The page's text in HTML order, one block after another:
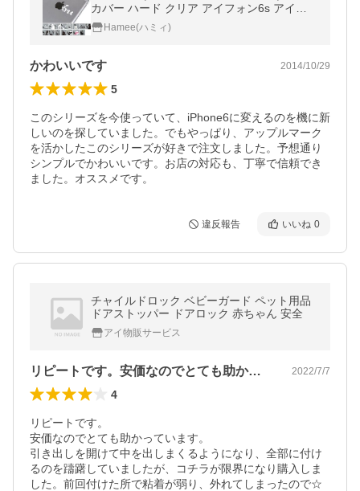
カバー ハード クリア アイフォン6s アイフ
ォン6 ブランド Applus ハードケース
Hamee(ハミィ)
かわいいです 2014/10/29
5
このシリーズを今使っていて、iPhone6に変えるのを機に新
しいのを探していました。でもやっぱり、アップルマーク
を活かしたこのシリーズが好きで注文しました。予想通り
シンプルでかわいいです。お店の対応も、丁寧で信頼でき
ました。オススメです。
違反報告 いいね 0
チャイルドロック ベビーガード ペット用品
ドアストッパー ドアロック 赤ちゃん 安全
アイ物販サービス
リピートです。安価なのでとても助かって… 2022/7/7
4
リピートです。
安価なのでとても助かっています。
引き出しを開けて中を出しまくるようになり、全部に付け
るのを躊躇していましたが、コチラが限界になり購入しま
した。前回付けた所で粘着が弱り、外れてしまったので☆